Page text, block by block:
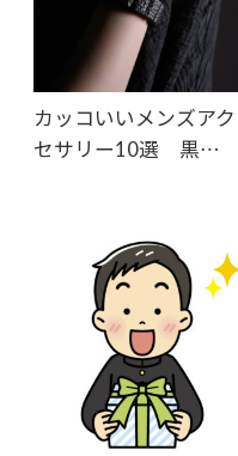
カッコいいメンズアク
セサリー10選 黒…